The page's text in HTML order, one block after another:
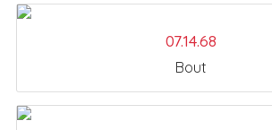
07.14.68
Bout